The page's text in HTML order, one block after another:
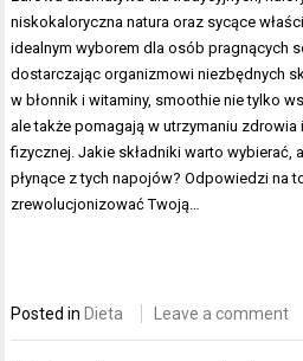
niskokaloryczna natura oraz sycące
idealnym wyborem dla osób pragnących
dostarczając organizmowi niezbędnych
w błonnik i witaminy, smoothie nie tylko
ale także pomagają w utrzymaniu
fizycznej. Jakie składniki warto wybierać,
płynące z tych napojów? Odpowiedzi na
zrewolucjonizować Twoją…
Posted inDieta Leave a comment